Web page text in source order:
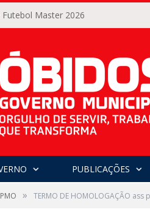
Master 2026
PUBLICAÇÕES
» TERMO DE HOMOLOGAÇÃO ass